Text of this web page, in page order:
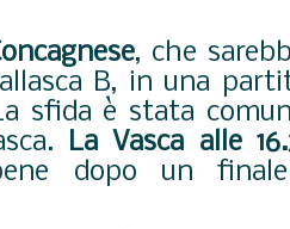
, che
B, in una
sfida è stata
La Vasca alle
dopo un